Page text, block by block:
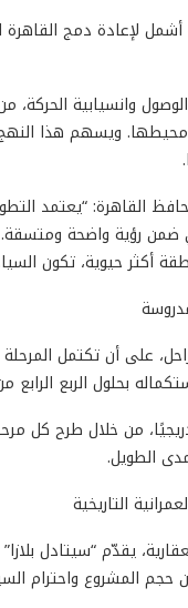
أشمل لإعادة دمج
وانسيابية
ويسهم هذا
القاهرة: “يعتمد
ضمن رؤية واضحة
أكثر حيوية، تكون
بحلول الربع الرابع من
من خلال طرح كل
الطويل.
التاريخية
يقدّم “سيتادل
حجم المشروع واحترام